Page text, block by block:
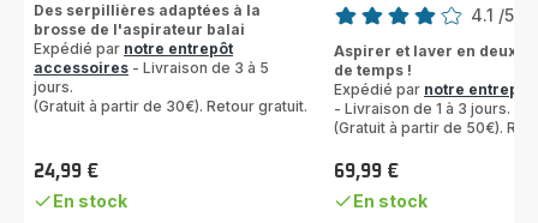
5
étoiles
(moyenne)
Des serpillières adaptées à la
brosse de l'aspirateur balai
Expédié par notre entrepôt
accessoires - Livraison de 3 à 5
jours.
(Gratuit à partir de 30€). Retour gratuit.
Prix
24,99 €
En stock
4.1 /5
Aspirer et laver en deux
de temps !
Expédié par notre entrepôt
- Livraison de 1 à 3 jours.
(Gratuit à partir de 50€).
Prix
69,99 €
En stock